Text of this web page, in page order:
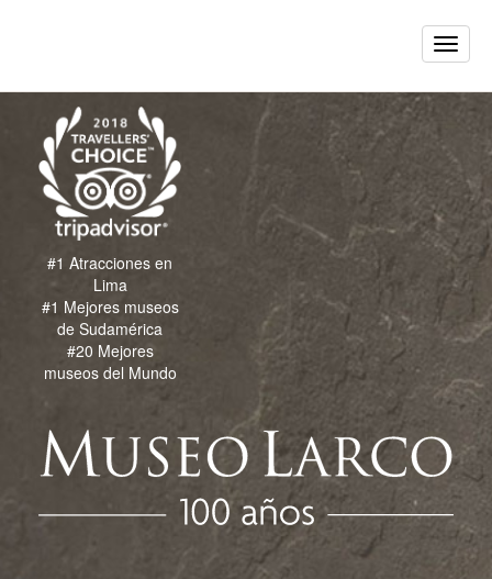
Toggle
#1 Atracciones en
Lima
#1 Mejores museos
de Sudamérica
#20 Mejores
museos del Mundo